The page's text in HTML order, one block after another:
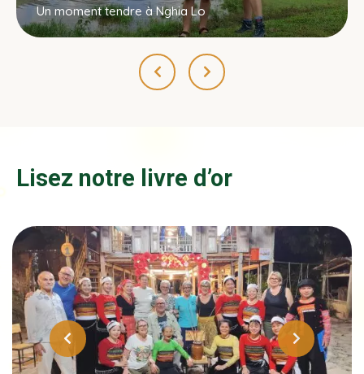
Un moment tendre à Nghia Lo
Lisez notre livre d’or